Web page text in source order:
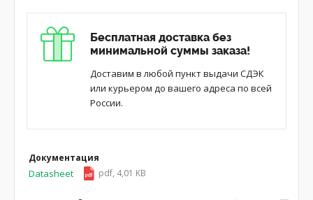
Бесплатная доставка без
минимальной суммы заказа!
Доставим в любой пункт выдачи СДЭК
или курьером до вашего адреса по всей
России.
Документация
Datasheet pdf, 4,01 KB